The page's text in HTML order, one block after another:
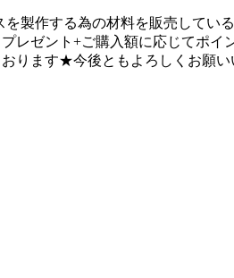
製作する為の材料を販売してい
レゼント+ご購入額に応じてポイ
ります★今後ともよろしくお願